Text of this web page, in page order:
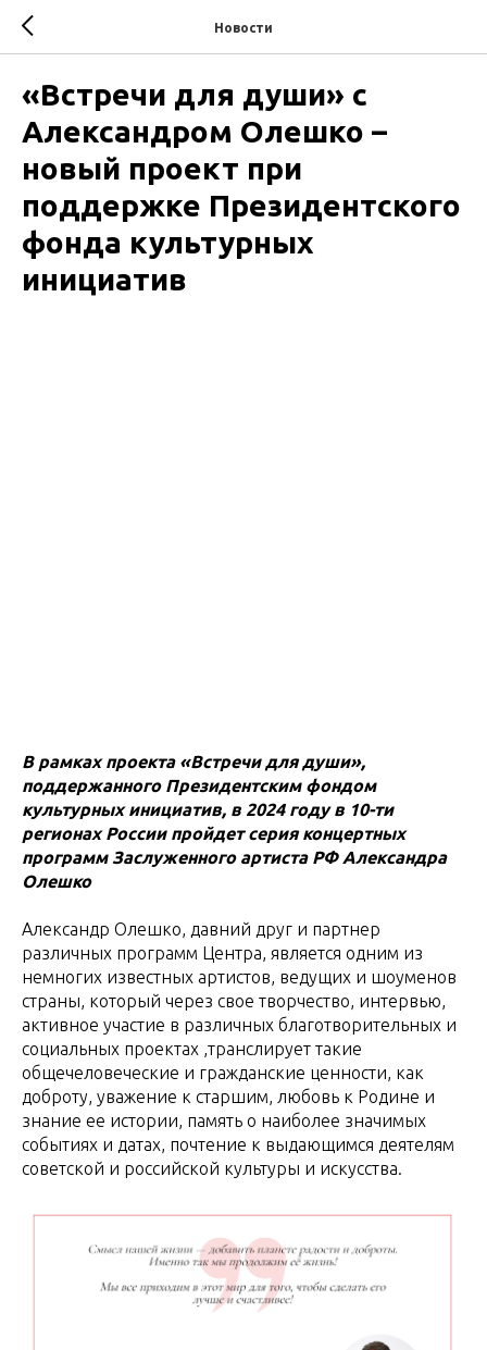
Новости
«Встречи для души» с
Александром Олешко –
новый проект при
поддержке Президентского
фонда культурных
инициатив
В рамках проекта «Встречи для души»,
поддержанного Президентским фондом
культурных инициатив, в 2024 году в 10-ти
регионах России пройдет серия концертных
программ Заслуженного артиста РФ Александра
Олешко
Александр Олешко, давний друг и партнер
различных программ Центра, является одним из
немногих известных артистов, ведущих и шоуменов
страны, который через свое творчество, интервью,
активное участие в различных благотворительных и
социальных проектах ,транслирует такие
общечеловеческие и гражданские ценности, как
доброту, уважение к старшим, любовь к Родине и
знание ее истории, память о наиболее значимых
событиях и датах, почтение к выдающимся деятелям
советской и российской культуры и искусства.